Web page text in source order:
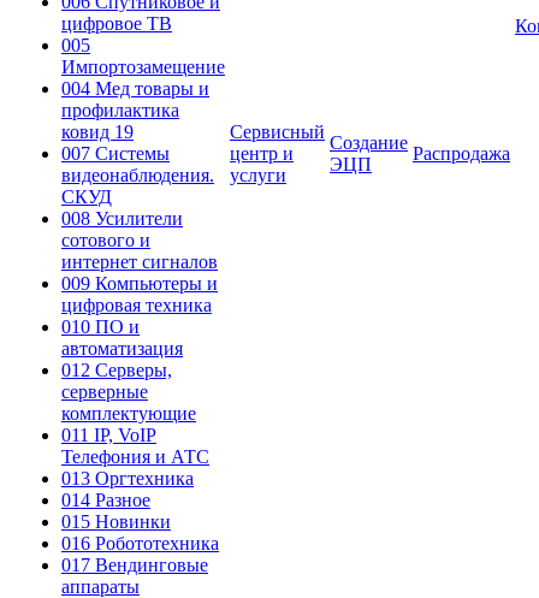
цифровое ТВ
005
Импортозамещение
004 Мед товары и
профилактика
ковид 19
007 Системы
видеонаблюдения.
СКУД
008 Усилители
сотового и
интернет сигналов
009 Компьютеры и
цифровая техника
010 ПО и
автоматизация
012 Серверы,
серверные
комплектующие
011 IP, VoIP
Телефония и АТС
013 Оргтехника
014 Разное
015 Новинки
016 Робототехника
017 Вендинговые
аппараты
Сервисный
центр и
услуги
Создание
ЭЦП
Распродажа